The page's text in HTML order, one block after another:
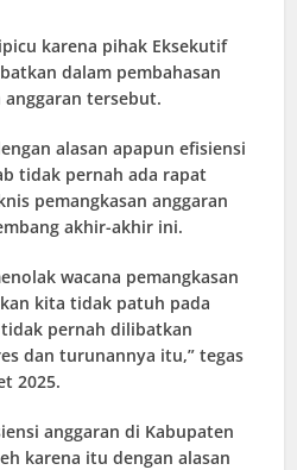
karena pihak Eksekutif
dalam pembahasan
tersebut.
alasan apapun efisiensi
tidak pernah ada rapat
pemangkasan anggaran
akhir-akhir ini.
wacana pemangkasan
kita tidak patuh pada
pernah dilibatkan
dan turunannya itu,” tegas
2025.
anggaran di Kabupaten
karena itu dengan alasan